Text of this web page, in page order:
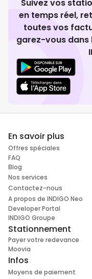
Suivez vos
en temps réel,
toutes vos
garez-vous
En savoir plus
Offres spéciales
FAQ
Blog
Nos services
Contactez-nous
A propos de INDIGO Neo
Developer Portal
INDIGO Groupe
Stationnement
Payer votre redevance
Moovia
Infos
Moyens de paiement